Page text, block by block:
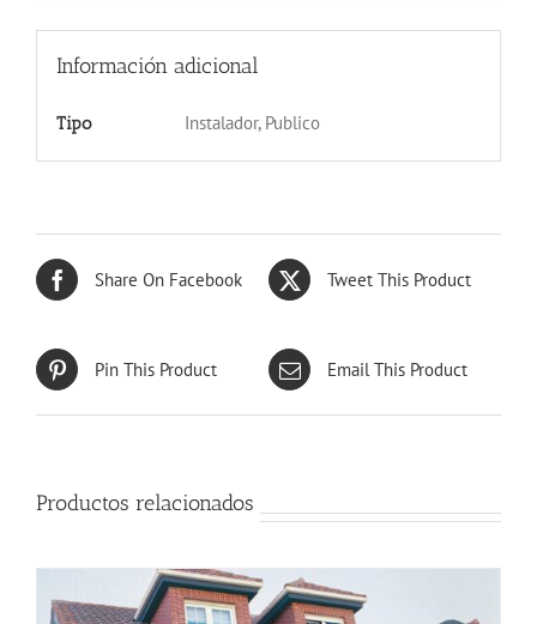
Información adicional
Tipo Instalador, Publico
Share On Facebook Tweet This Product
Pin This Product Email This Product
Productos relacionados